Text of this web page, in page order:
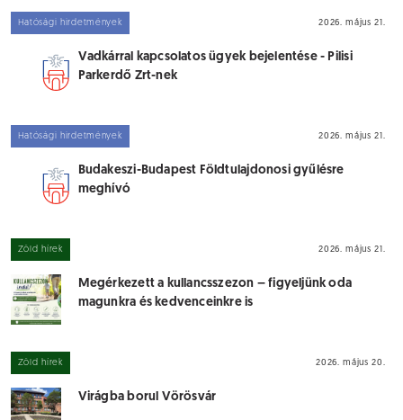
Hatósági hirdetmények 2026. május 21.
Vadkárral kapcsolatos ügyek bejelentése - Pilisi
Parkerdő Zrt-nek
Hatósági hirdetmények 2026. május 21.
Budakeszi-Budapest Földtulajdonosi gyűlésre
meghívó
Zöld hírek 2026. május 21.
Megérkezett a kullancsszezon – figyeljünk oda
magunkra és kedvenceinkre is
Zöld hírek 2026. május 20.
Virágba borul Vörösvár